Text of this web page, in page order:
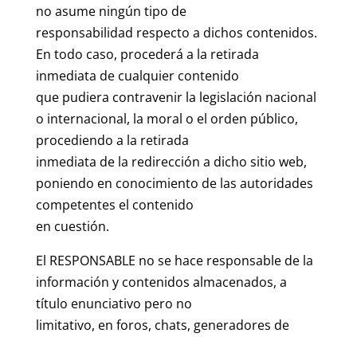
no asume ningún tipo de
responsabilidad respecto a dichos contenidos.
En todo caso, procederá a la retirada
inmediata de cualquier contenido
que pudiera contravenir la legislación nacional
o internacional, la moral o el orden público,
procediendo a la retirada
inmediata de la redirección a dicho sitio web,
poniendo en conocimiento de las autoridades
competentes el contenido
en cuestión.
El RESPONSABLE no se hace responsable de la
información y contenidos almacenados, a
título enunciativo pero no
limitativo, en foros, chats, generadores de